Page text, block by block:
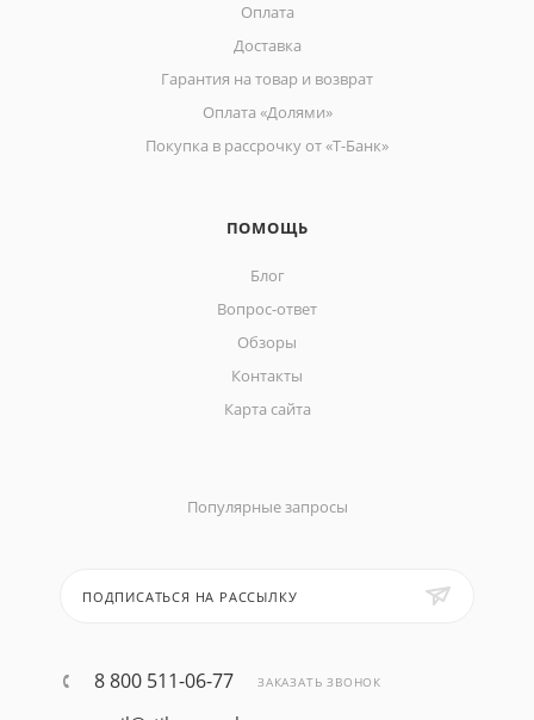
Оплата
Доставка
Гарантия на товар и возврат
Оплата «Долями»
Покупка в рассрочку от «Т-Банк»
ПОМОЩЬ
Блог
Вопрос-ответ
Обзоры
Контакты
Карта сайта
Популярные запросы
ПОДПИСАТЬСЯ НА РАССЫЛКУ
8 800 511-06-77 ЗАКАЗАТЬ ЗВОНОК